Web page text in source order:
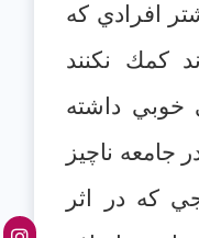
افرادي كه
كمك نكنند
خوبي داشته
جامعه ناچيز
كه در اثر